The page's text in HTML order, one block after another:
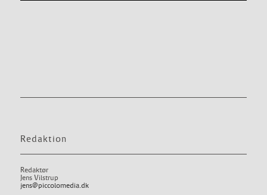
Redaktion
Redaktør
Jens Vilstrup
jens@piccolomedia.dk